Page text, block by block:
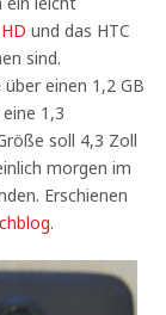
und das HTC
sind.
einen 1,2 GB
1,3
soll 4,3 Zoll
morgen im
Erschienen
.